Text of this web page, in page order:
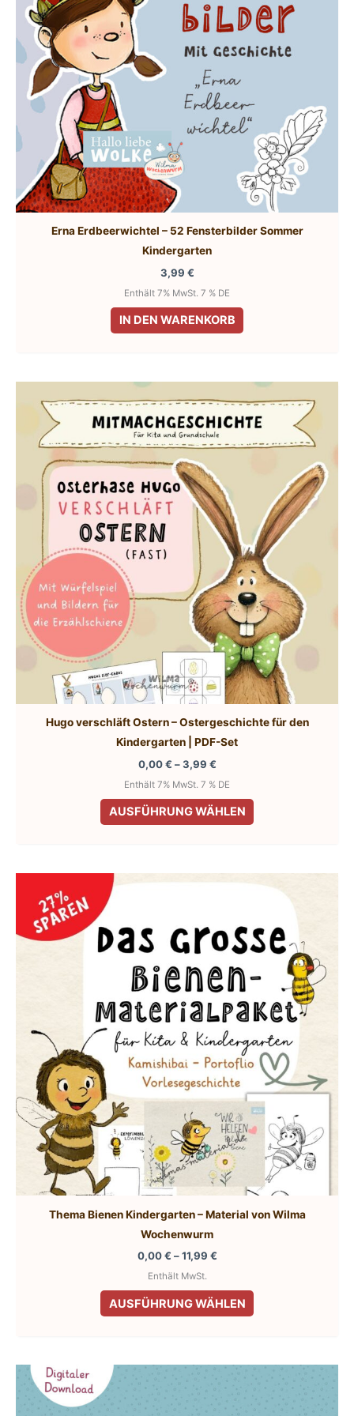
auf
der
Produktseite
Erna Erdbeerwichtel – 52 Fensterbilder Sommer
Kindergarten
3,99 €
Enthält 7% MwSt. 7 % DE
IN DEN WARENKORB
Hugo verschläft Ostern – Ostergeschichte für den
Kindergarten | PDF-Set
0,00€ –3,99 €Preisspanne:
bis
3,99 €
Enthält 7% MwSt. 7 % DE
AUSFÜHRUNG WÄHLEN
Dieses
Produkt
Varianten
Die
Optionen
können
der
Produktseite
gewählt
werden
Thema Bienen Kindergarten – Material von Wilma
Wochenwurm
0,00€ –11,99 €Preisspanne:
11,99 €
Enthält MwSt.
AUSFÜHRUNG WÄHLEN
Dieses
Produkt